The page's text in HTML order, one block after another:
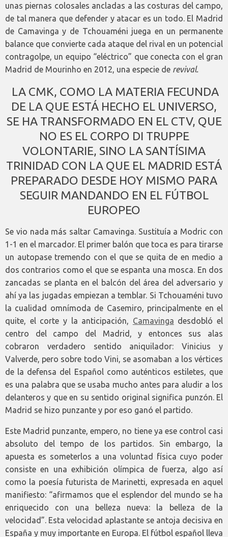
unas piernas colosales ancladas a las costuras del campo,
de tal manera que defender y atacar es un todo. El Madrid
de Camavinga y de Tchouaméni juega en un permanente
balance que convierte cada ataque del rival en un potencial
contragolpe, un equipo “eléctrico” que conecta con el gran
Madrid de Mourinho en 2012, una especie de revival.
LA CMK, COMO LA MATERIA FECUNDA
DE LA QUE ESTÁ HECHO EL UNIVERSO,
SE HA TRANSFORMADO EN EL CTV, QUE
NO ES EL CORPO DI TRUPPE
VOLONTARIE, SINO LA SANTÍSIMA
TRINIDAD CON LA QUE EL MADRID ESTÁ
PREPARADO DESDE HOY MISMO PARA
SEGUIR MANDANDO EN EL FÚTBOL
EUROPEO
Se vio nada más saltar Camavinga. Sustituía a Modric con
1-1 en el marcador. El primer balón que toca es para tirarse
un autopase tremendo con el que se quita de en medio a
dos contrarios como el que se espanta una mosca. En dos
zancadas se planta en el balcón del área del adversario y
ahí ya las jugadas empiezan a temblar. Si Tchouaméni tuvo
la cualidad omnímoda de Casemiro, principalmente en el
quite, el corte y la anticipación, Camavinga desdobló el
centro del campo del Madrid, y entonces sus alas
cobraron verdadero sentido aniquilador: Vinicius y
Valverde, pero sobre todo Vini, se asomaban a los vértices
de la defensa del Español como auténticos estiletes, que
es una palabra que se usaba mucho antes para aludir a los
delanteros y que en su sentido original significa punzón. El
Madrid se hizo punzante y por eso ganó el partido.
Este Madrid punzante, empero, no tiene ya ese control casi
absoluto del tempo de los partidos. Sin embargo, la
apuesta es someterlos a una voluntad física cuyo poder
consiste en una exhibición olímpica de fuerza, algo así
como la poesía futurista de Marinetti, expresada en aquel
manifiesto: “afirmamos que el esplendor del mundo se ha
enriquecido con una belleza nueva: la belleza de la
velocidad”. Esta velocidad aplastante se antoja decisiva en
España y muy importante en Europa. El fútbol español lleva